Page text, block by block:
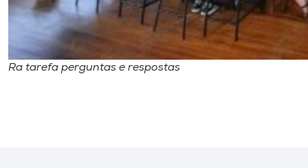
Ra tarefa perguntas e respostas